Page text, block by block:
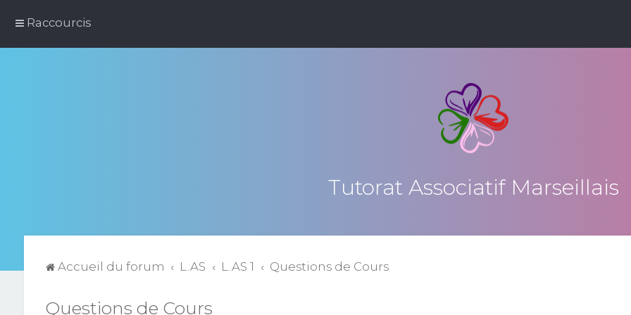
Raccourcis
Tutorat Associatif Marseillais
Accueil du forum L.AS L.AS 1 Questions de Cours
Questions de Cours